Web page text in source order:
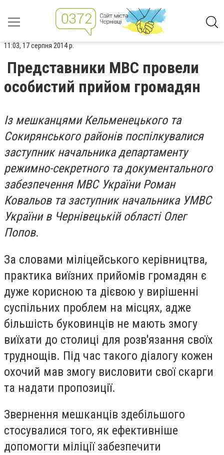
11:03, 17 серпня 2014 р.
Представники МВС провели
особистий прийом громадян
Із мешканцями Кельменецького та
Сокирянського районів поспілкувалися
заступник начальника департаменту
режимно-секретного та документального
забезпечення МВС України Роман
Ковальов та заступник начальника УМВС
України в Чернівецькій області Олег
Попов.
За словами міліцейського керівництва,
практика виїзних прийомів громадян є
дуже корисною та дієвою у вирішенні
суспільних проблем на місцях, адже
більшість буковинців не мають змогу
виїхати до столиці для розв'язання своїх
труднощів. Під час такого діалогу кожен
охочий мав змогу висловити свої скарги
та надати пропозиції.
Звернення мешканців здебільшого
стосувалися того, як ефективніше
допомогти міліції забезпечити